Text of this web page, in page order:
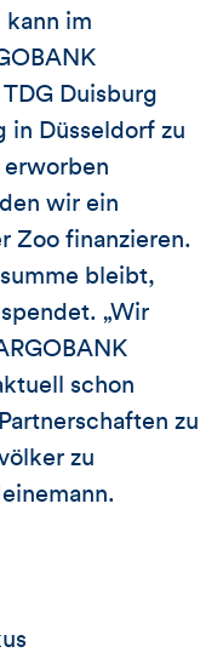
kann im
Duisburg
in Düsseldorf zu
erworben
wir ein
Zoo finanzieren.
bleibt,
„Wir
schon
zu
zu